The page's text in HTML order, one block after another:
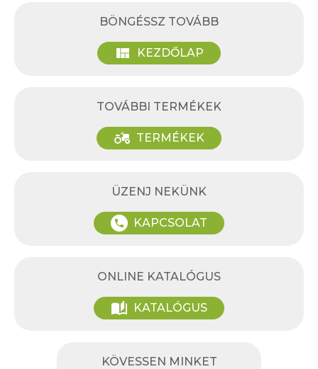
BÖNGÉSSZ TOVÁBB
view_quilt KEZDŐLAP
TOVÁBBI TERMÉKEK
agriculture TERMÉKEK
ÜZENJ NEKÜNK
phone KAPCSOLAT
ONLINE KATALÓGUS
auto_stories KATALÓGUS
KÖVESSEN MINKET